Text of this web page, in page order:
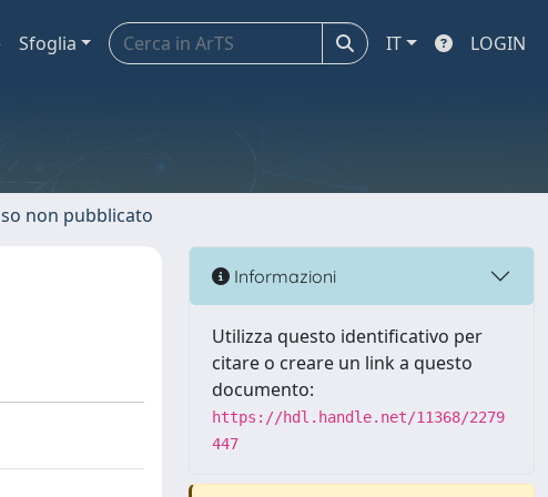
Sfoglia IT LOGIN
non pubblicato
Informazioni
Utilizza questo identificativo per
citare o creare un link a questo
documento:
https://hdl.handle.net/11368/2279
447